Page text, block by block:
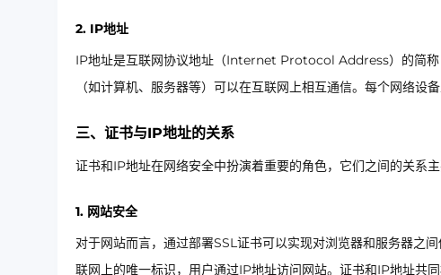
2. IP地址
IP地址是互联网协议地址（Internet Protocol Address）的简称
（如计算机、服务器等）可以在互联网上相互通信。每个网络设
三、证书与IP地址的关系
证书和IP地址在网络安全中扮演着重要的角色，它们之间的关系主
1. 网站安全
对于网站而言，通过部署SSL证书可以实现对浏览器和服务器之
联网上的唯一标识，用户通过IP地址访问网站。证书和IP地址共同